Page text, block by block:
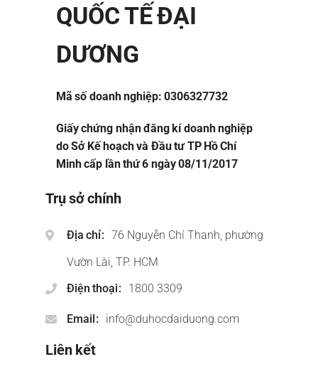
QUỐC TẾ ĐẠI
DƯƠNG
Mã số doanh nghiệp: 0306327732
Giấy chứng nhận đăng kí doanh nghiệp
do Sở Kế hoạch và Đầu tư TP Hồ Chí
Minh cấp lần thứ 6 ngày 08/11/2017
Trụ sở chính
Địa chỉ
76 Nguyễn Chí Thanh, phường
Vườn Lài, TP. HCM
Điện thoại
1800 3309
Email info@duhocdaiduong.com
Liên kết